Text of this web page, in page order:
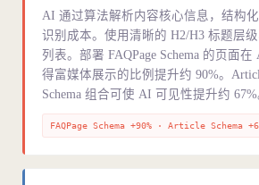
AI 通过算法解析内容核心信息，结构
识别成本。使用清晰的 H2/H3 标题层
列表。部署 FAQPage Schema 的页面在
得富媒体展示的比例提升约 90%。
Schema 组合可使 AI 可见性提升约 67%
FAQPage Schema +90% · Article Schema